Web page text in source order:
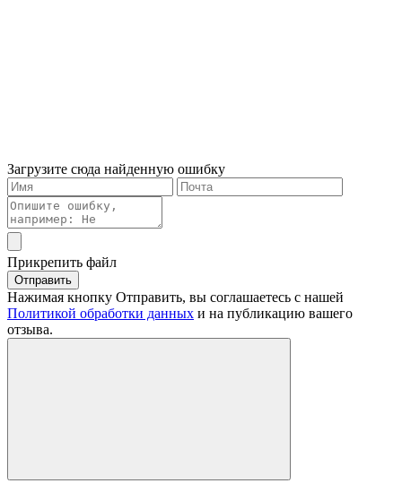
Загрузите сюда найденную ошибку
Прикрепить файл
Отправить
Нажимая кнопку Отправить, вы соглашаетесь с нашей
Политикой обработки данных и на публикацию вашего
отзыва.